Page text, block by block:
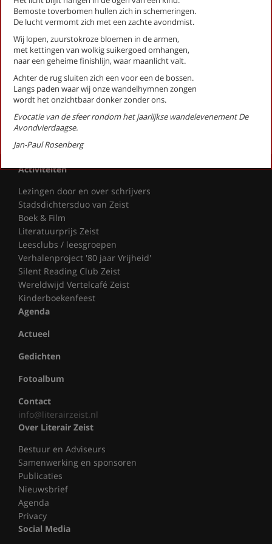
Expositie (stadsgedicht 29)
Fietser met ringslang (Stadsgedicht 36)
Galgenveld (Stadsgedicht 59)
Gedroomde grond (Stadsgedicht 53)
Grafheuvel (Stadsgedicht 14)
Heidestein (Stadsgedicht 47)
Herdenking (stadsgedicht 12)
«First‹Previous
1 2 3 ›Next»Last
Bemoste toverbomen hullen zich in schemeringen.
De lucht vermomt zich met een zachte avondmist.
Wij lopen, zuurstokroze bloemen in de armen,
met kettingen van wolkig suikergoed omhangen,
naar een geheime finishlijn, waar maanlicht valt.
Achter de rug sluiten zich een voor een de bossen.
Langs paden waar wij onze wandelhymnen zongen
wordt het onzichtbaar donker zonder ons.
Evocatie van de sfeer rondom het jaarlijkse wandelevenement De
Avondvierdaagse.
Jan-Paul Rosenberg
Activiteiten
Lezingen door en over schrijvers
Stadsdichtersduo van Zeist
Boek & Film
Literatuurprijs Zeist
Leesclubs / leesgroepen
Verhalenproject '80 jaar Vrijheid'
Silent Reading Club Zeist
Wereldwijd Vertelcafé Zeist
Kinderboekenfeest
Agenda
Actueel
Gedichten
Fotoalbum
Contact
info@literairzeist.nl
Over Literair Zeist
Bestuur en Adviseurs
Samenwerking en sponsoren
Publicaties
Nieuwsbrief
Agenda
Privacy
Social Media